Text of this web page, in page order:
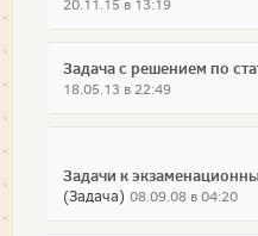
20.11.15 в 13:19
Задача с решением по
18.05.13 в 22:49
Задачи к
(Задача) 08.09.08 в 04:20